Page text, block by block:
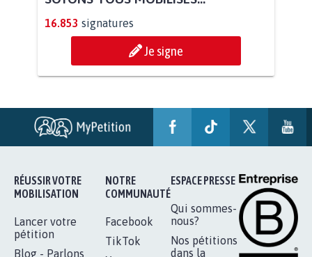
AGRESSION DE MON FILS THÉO :
SOYONS TOUS MOBILISÉS...
Je signe